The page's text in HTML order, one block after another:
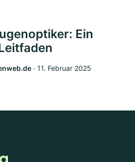
Ein
‧ 11. Februar 2025